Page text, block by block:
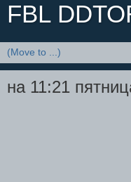
FBL
на 11:21